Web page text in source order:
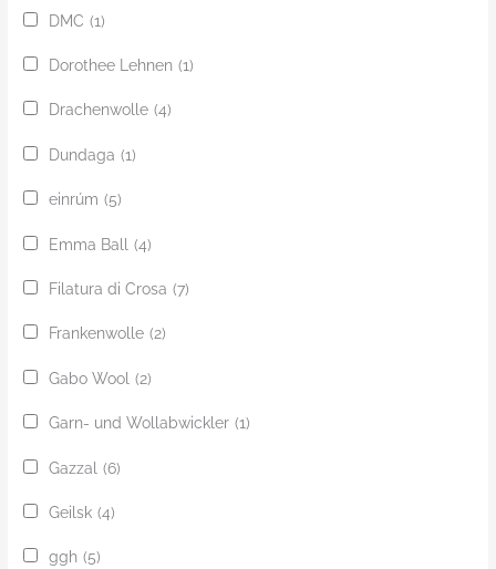
DMC (1)
Dorothee Lehnen (1)
Drachenwolle (4)
Dundaga (1)
einrúm (5)
Emma Ball (4)
Filatura di Crosa (7)
Frankenwolle (2)
Gabo Wool (2)
Garn- und Wollabwickler (1)
Gazzal (6)
Geilsk (4)
ggh (5)